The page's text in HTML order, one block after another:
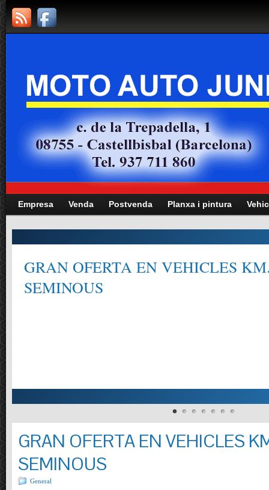
Empresa Venda Postvenda Planxa i pintura
GRAN OFERTA EN VEHICLES
SEMINOUS
GRAN OFERTA EN VEHICLES
SEMINOUS
General